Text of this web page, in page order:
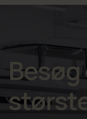
Badestige
Opbevaringsrum i
12V stik
USB-ladeudtag